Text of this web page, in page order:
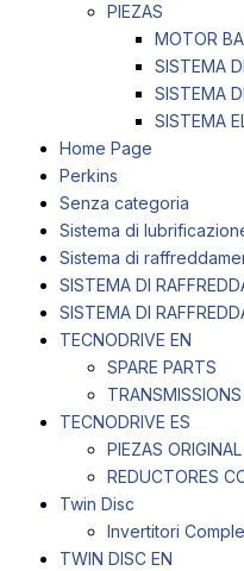
PIEZAS
MOTOR
SISTEMA
SISTEMA
SISTEMA
Home Page
Perkins
Senza categoria
Sistema di
Sistema di
SISTEMA DI
SISTEMA DI
TECNODRIVE EN
SPARE PARTS
TECNODRIVE ES
PIEZAS ORIGINAL
REDUCTORES
Twin Disc
Invertitori
TWIN DISC EN